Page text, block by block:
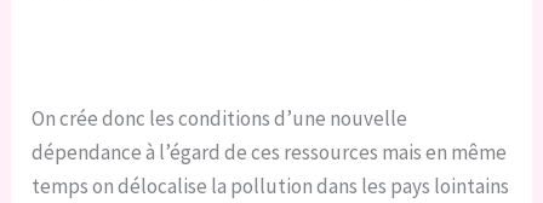
On crée donc les conditions d’une nouvelle
dépendanceà l’égard de ces ressources mais en même
temps ondélocalise la pollution dans les pays lointains